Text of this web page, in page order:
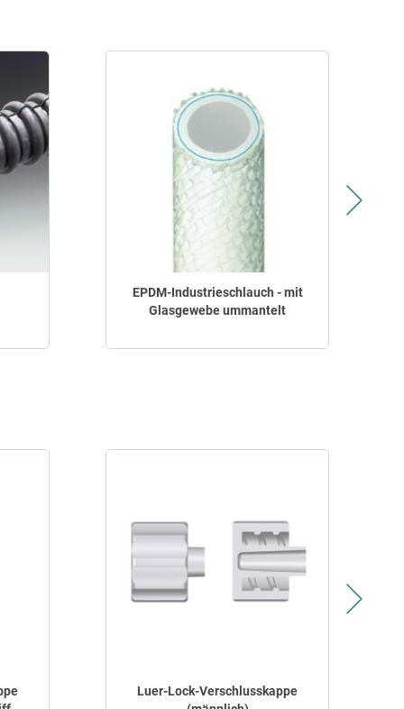
EPDM-Industrieschlauch - mit
Glasgewebe ummantelt
Luer-Lock-Verschlusskappe